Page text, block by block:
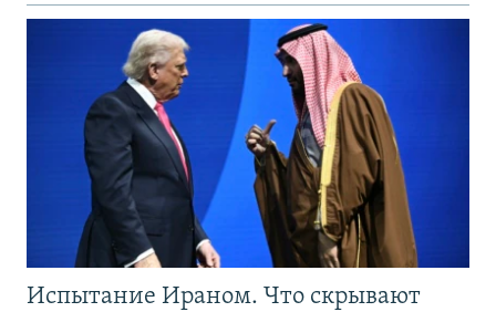
Испытание Ираном. Что скрывают